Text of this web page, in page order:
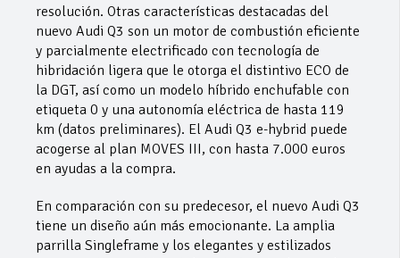
resolución. Otras características destacadas del
nuevo Audi Q3 son un motor de combustión eficiente
y parcialmente electrificado con tecnología de
hibridación ligera que le otorga el distintivo ECO de
la DGT, así como un modelo híbrido enchufable con
etiqueta 0 y una autonomía eléctrica de hasta 119
km (datos preliminares). El Audi Q3 e-hybrid puede
acogerse al plan MOVES III, con hasta 7.000 euros
en ayudas a la compra.
En comparación con su predecesor, el nuevo Audi Q3
tiene un diseño aún más emocionante. La amplia
parrilla Singleframe y los elegantes y estilizados